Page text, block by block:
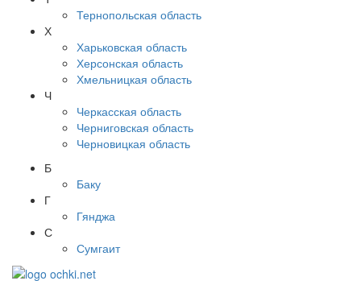
Тернопольская область
Х
Харьковская область
Херсонская область
Хмельницкая область
Ч
Черкасская область
Черниговская область
Черновицкая область
Б
Баку
Г
Гянджа
С
Сумгаит